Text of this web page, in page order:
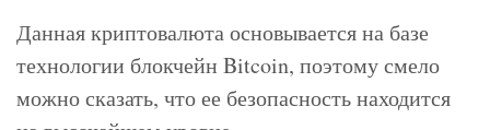
Данная криптовалюта основывается на базе
технологии блокчейн Bitcoin, поэтому смело
можно сказать, что ее безопасность находится